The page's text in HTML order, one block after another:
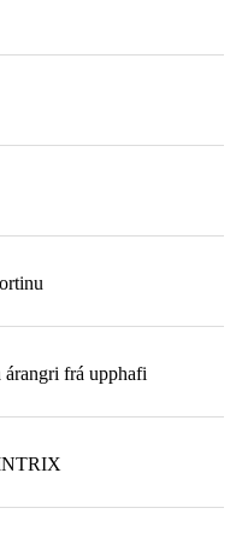
árangri frá upphafi